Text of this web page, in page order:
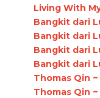
Living With
Bangkit dari
Bangkit dari
Bangkit dari
Bangkit dari
Thomas Qin ~
Thomas Qin ~